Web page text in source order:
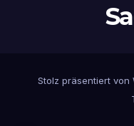
Stolz präsentiert von